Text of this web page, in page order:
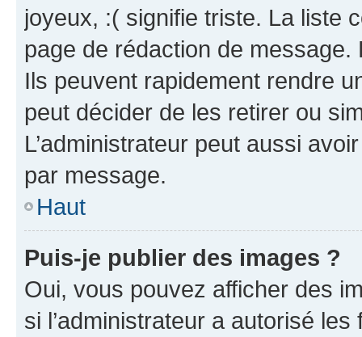
joyeux, :( signifie triste. La liste
page de rédaction de
Ils peuvent rapidement rendre
peut décider de les retirer ou
L’administrateur peut aussi
par message.
Haut
Puis-je publier des images ?
Oui, vous pouvez afficher des
si l’administrateur a autorisé